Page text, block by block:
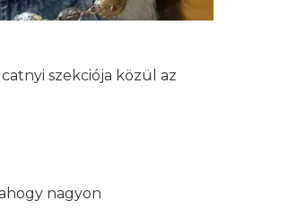
szekciója közül az
nagyon